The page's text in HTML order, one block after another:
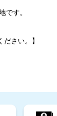
す。
さい。】